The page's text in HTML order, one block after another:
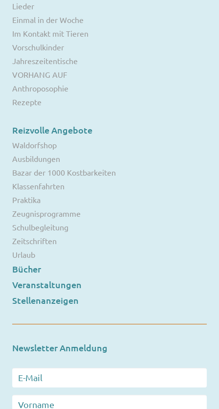
Lieder
Einmal in der Woche
Im Kontakt mit Tieren
Vorschulkinder
Jahreszeitentische
VORHANG AUF
Anthroposophie
Rezepte
Reizvolle Angebote
Waldorfshop
Ausbildungen
Bazar der 1000 Kostbarkeiten
Klassenfahrten
Praktika
Zeugnisprogramme
Schulbegleitung
Zeitschriften
Urlaub
Bücher
Veranstaltungen
Stellenanzeigen
Newsletter Anmeldung